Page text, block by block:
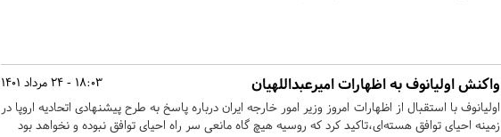
18:03 - 24 مرداد 1401 واکنش اولیانوف به اظهارات امیرعبداللهیان
اولیانوف با استقبال از اظهارات امروز وزیر امور خارجه ایران درباره پاسخ به طرح پیشنهادی اتحادیه اروپا در
زمینه احیای توافق هسته‌ای،تاکید کرد که روسیه هیچ گاه مانعی سر راه احیای توافق نبوده و نخواهد بود